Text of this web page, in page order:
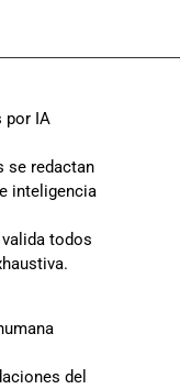
IA
se redactan
inteligencia
todos
del